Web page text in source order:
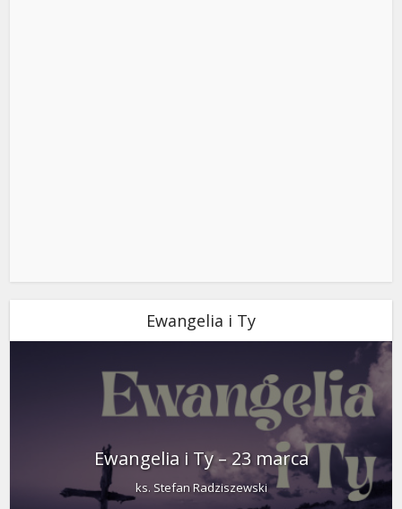
Ewangelia i Ty
Ewangelia i Ty – 23 marca
ks. Stefan Radziszewski